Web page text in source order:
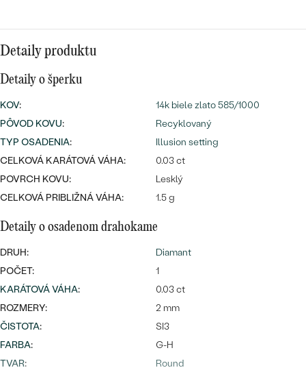
Wave kolekcia
NA MIERU
DIAMANTY
náušnice
PREZRIEŤ
Personalizované
prívesky
OBJAVIŤ
Najpredávanejšie
prstene
PREZRIEŤ
Detaily produktu
Detaily o šperku
KOV:
14k biele zlato 585/1000
PÔVOD KOVU:
Recyklovaný
TYP OSADENIA:
Illusion setting
CELKOVÁ KARÁTOVÁ VÁHA:
0.03 ct
POVRCH KOVU:
Lesklý
CELKOVÁ PRIBLIŽNÁ VÁHA:
1.5 g
Detaily o osadenom drahokame
DRUH:
Diamant
POČET:
1
KARÁTOVÁ VÁHA:
0.03 ct
ROZMERY:
2 mm
ČISTOTA:
SI3
FARBA:
G-H
TVAR:
Round